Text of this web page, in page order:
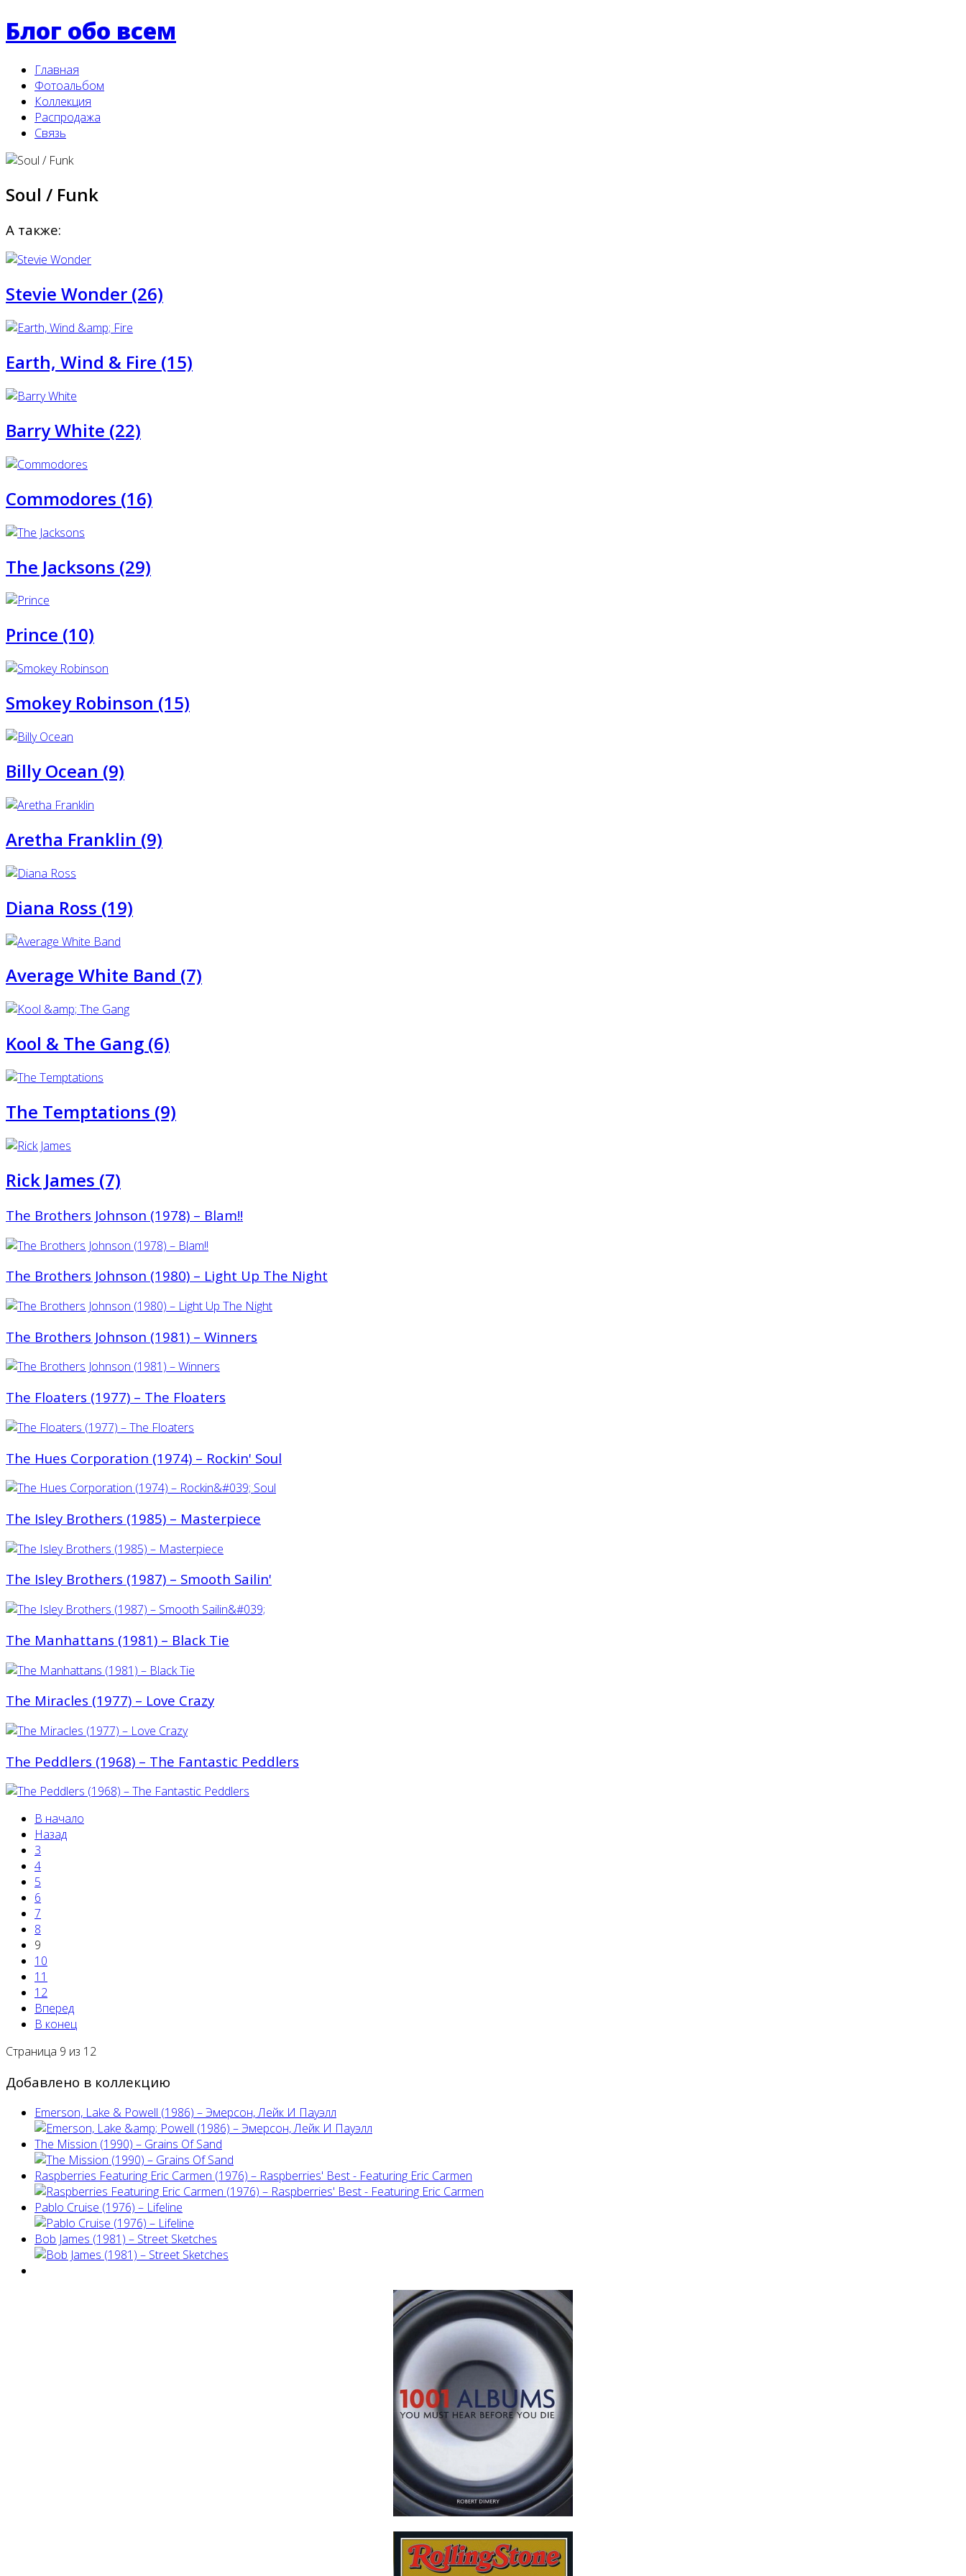
Блог обо всем
Главная
Фотоальбом
Коллекция
Распродажа
Связь
Soul / Funk
А также:
Stevie Wonder (26)
Earth, Wind & Fire (15)
Barry White (22)
Commodores (16)
The Jacksons (29)
Prince (10)
Smokey Robinson (15)
Billy Ocean (9)
Aretha Franklin (9)
Diana Ross (19)
Average White Band (7)
Kool & The Gang (6)
The Temptations (9)
Rick James (7)
The Brothers Johnson (1978) – Blam!!
The Brothers Johnson (1980) – Light Up The Night
The Brothers Johnson (1981) ‎– Winners
The Floaters (1977) – The Floaters
The Hues Corporation (1974) ‎– Rockin' Soul
The Isley Brothers (1985) – Masterpiece
The Isley Brothers (1987) ‎– Smooth Sailin'
The Manhattans (1981) ‎– Black Tie
The Miracles (1977) – Love Crazy
The Peddlers (1968) ‎– The Fantastic Peddlers
В начало
Назад
3
4
5
6
7
8
9
10
11
12
Вперед
В конец
Страница 9 из 12
Добавлено в коллекцию
Emerson, Lake & Powell (1986) ‎– Эмерсон, Лейк И Пауэлл
The Mission (1990) – Grains Of Sand
Raspberries Featuring Eric Carmen (1976) – Raspberries' Best - Featuring Eric Carmen
Pablo Cruise (1976) – Lifeline
Bob James (1981) – Street Sketches